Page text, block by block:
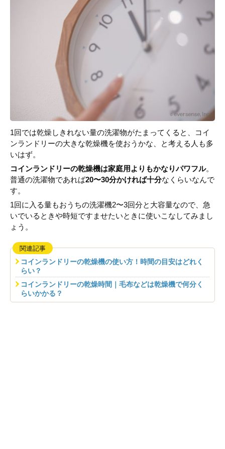
1回では乾燥しきれない量の洗濯物がたまってくると、コイ
ンランドリーの大きな乾燥機を使おうかな、と考える人も多
いはず。
コインランドリーの乾燥機は家庭用よりもかなりパワフル。
普通の洗濯物であれば20〜30分かければ十分なくらいなんで
す。
1回に入る量もおうちの洗濯機2〜3回分と大容量なので、急
いでいるときや時短ですませたいときに使いこなしてみまし
ょう。
関連記事
コインランドリーの乾燥機の使い方！時間の目安はどれく
らい？
コインランドリーの乾燥時間｜毛布などは乾燥機で何分く
らいかかる？